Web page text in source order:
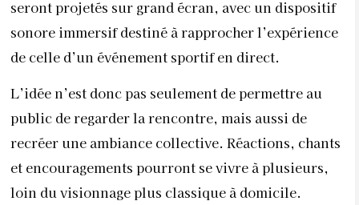
seront projetés sur grand écran, avec un dispositif
sonore immersif destiné à rapprocher l’expérience
de celle d’un événement sportif en direct.
L’idée n’est donc pas seulement de permettre au
public de regarder la rencontre, mais aussi de
recréer une ambiance collective. Réactions, chants
et encouragements pourront se vivre à plusieurs,
loin du visionnage plus classique à domicile.